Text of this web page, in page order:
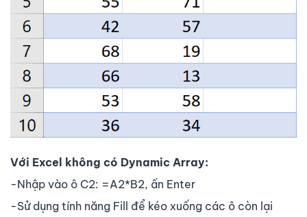
Với Excel không có Dynamic Array:
-Nhập vào ô C2: =A2*B2, ấn Enter
-Sử dụng tính năng Fill để kéo xuống các ô còn lại